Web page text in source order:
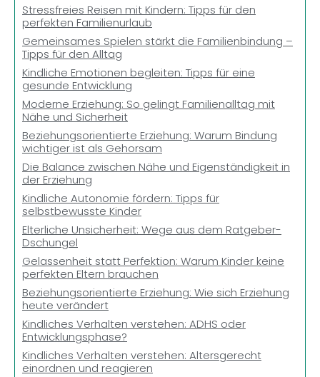
Stressfreies Reisen mit Kindern: Tipps für den
perfekten Familienurlaub
Gemeinsames Spielen stärkt die Familienbindung –
Tipps für den Alltag
Kindliche Emotionen begleiten: Tipps für eine
gesunde Entwicklung
Moderne Erziehung: So gelingt Familienalltag mit
Nähe und Sicherheit
Beziehungsorientierte Erziehung: Warum Bindung
wichtiger ist als Gehorsam
Die Balance zwischen Nähe und Eigenständigkeit in
der Erziehung
Kindliche Autonomie fördern: Tipps für
selbstbewusste Kinder
Elterliche Unsicherheit: Wege aus dem Ratgeber-
Dschungel
Gelassenheit statt Perfektion: Warum Kinder keine
perfekten Eltern brauchen
Beziehungsorientierte Erziehung: Wie sich Erziehung
heute verändert
Kindliches Verhalten verstehen: ADHS oder
Entwicklungsphase?
Kindliches Verhalten verstehen: Altersgerecht
einordnen und reagieren